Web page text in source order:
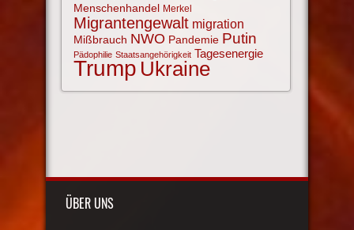
Menschenhandel Merkel
Migrantengewalt migration
Mißbrauch NWO Pandemie Putin
Pädophilie Staatsangehörigkeit Tagesenergie
Trump Ukraine
ÜBER UNS